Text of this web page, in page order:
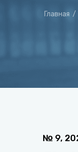
Главная /
№ 9,